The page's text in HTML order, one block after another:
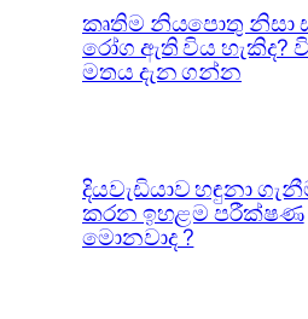
කෘතිම නියපොතු නිසා
රෝග ඇති විය හැකිද?
මතය දැන ගන්න
දියවැඩියාව හඳුනා
කරන ඉහළම පරීක්ෂණ
මොනවාද ?